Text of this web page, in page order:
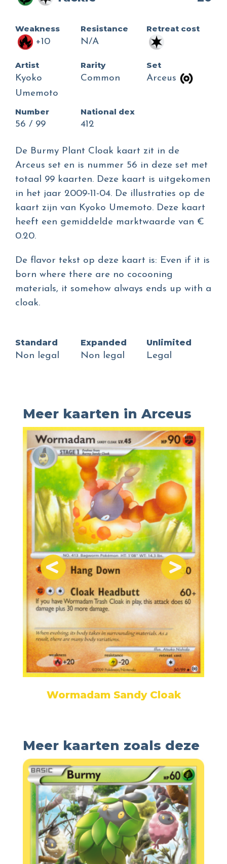
Weakness
+10
Resistance
N/A
Retreat cost
Artist
Kyoko
Umemoto
Rarity
Common
Set
Arceus
Number
56 / 99
National dex
412
De Burmy Plant Cloak kaart zit in de
Arceus set en is nummer 56 in deze set met
totaal 99 kaarten. Deze kaart is uitgekomen
in het jaar 2009-11-04. De illustraties op de
kaart zijn van Kyoko Umemoto. Deze kaart
heeft een gemiddelde marktwaarde van €
0.20.
De flavor tekst op deze kaart is: Even if it is
born where there are no cocooning
materials, it somehow always ends up with a
cloak.
Standard
Non legal
Expanded
Non legal
Unlimited
Legal
Meer kaarten in Arceus
Wormadam Sandy Cloak
Meer kaarten zoals deze